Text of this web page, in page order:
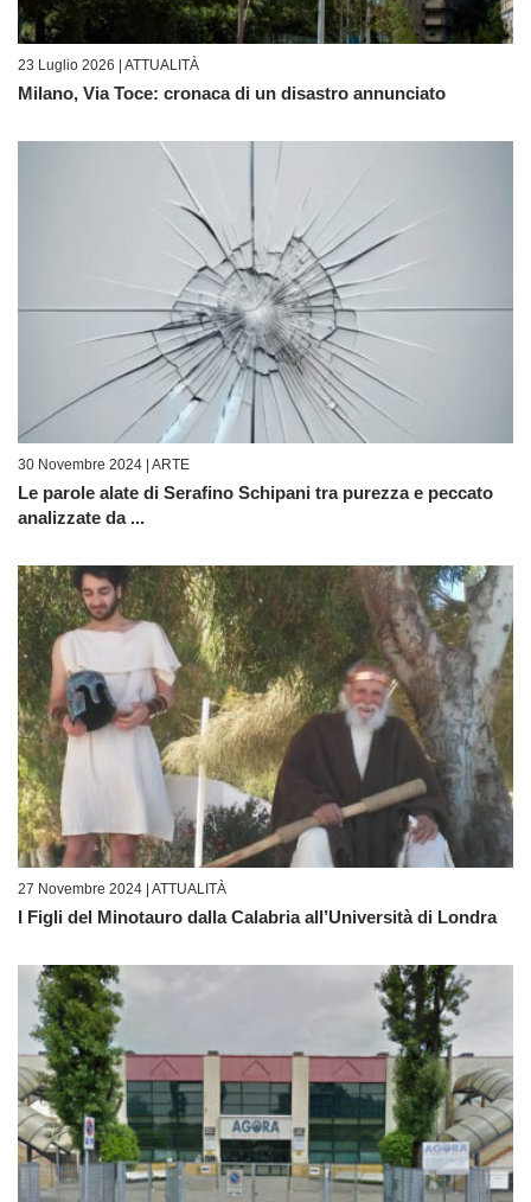
23 Luglio 2026 | ATTUALITÀ
Milano, Via Toce: cronaca di un disastro annunciato
30 Novembre 2024 | ARTE
Le parole alate di Serafino Schipani tra purezza e peccato
analizzate da ...
27 Novembre 2024 | ATTUALITÀ
I Figli del Minotauro dalla Calabria all’Università di Londra